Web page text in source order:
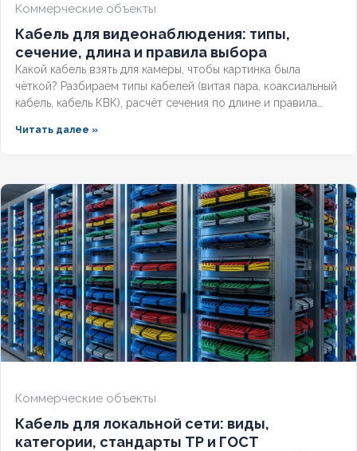
Коммерческие объекты
Кабель для видеонаблюдения: типы,
сечение, длина и правила выбора
Какой кабель взять для камеры, чтобы картинка была
чёткой? Разбираем типы кабелей (витая пара, коаксиальный
кабель, кабель КВК), расчёт сечения по длине и правила
потери сигнала.
Читать далее »
Коммерческие объекты
Кабель для локальной сети: виды,
категории, стандарты ТР и ГОСТ